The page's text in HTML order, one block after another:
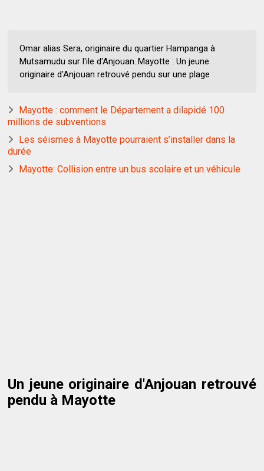
Omar alias Sera, originaire du quartier Hampanga à
Mutsamudu sur l'ile d'Anjouan..Mayotte : Un jeune
originaire d'Anjouan retrouvé pendu sur une plage
Mayotte : comment le Département a dilapidé 100
millions de subventions
Les séismes à Mayotte pourraient s’installer dans la
durée
Mayotte: Collision entre un bus scolaire et un véhicule
Un jeune originaire d'Anjouan retrouvé
pendu à Mayotte